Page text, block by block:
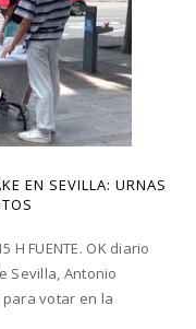
EN SEVILLA: URNAS
H FUENTE. OK diario
Sevilla, Antonio
votar en la